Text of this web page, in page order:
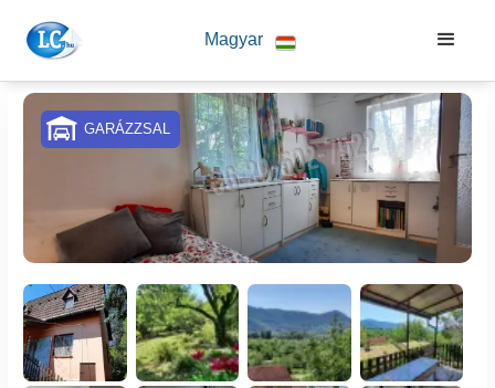
Magyar
GARÁZZSAL